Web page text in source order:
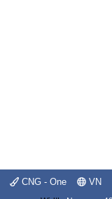
CNG - One VN